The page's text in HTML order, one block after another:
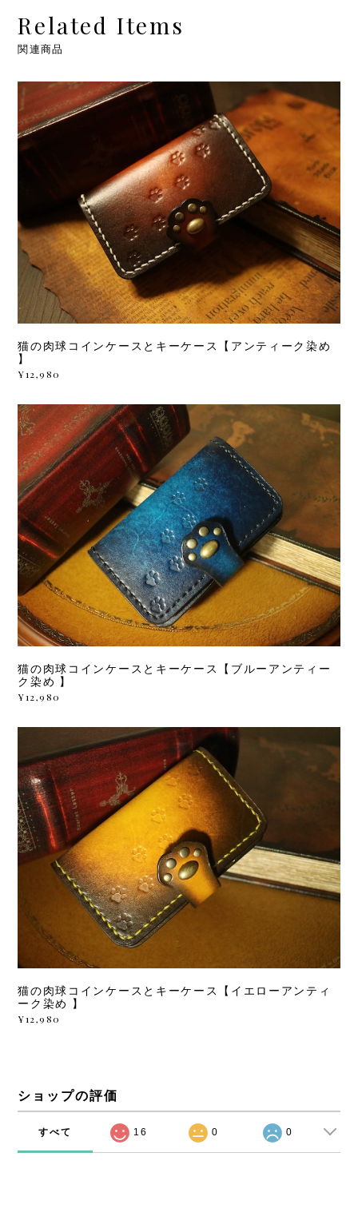
Related Items
関連商品
猫の肉球コインケースとキーケース【アンティーク染め
】
¥12,980
猫の肉球コインケースとキーケース【ブルーアンティー
ク染め 】
¥12,980
猫の肉球コインケースとキーケース【イエローアンティ
ーク染め 】
¥12,980
ショップの評価
すべて 16 0 0